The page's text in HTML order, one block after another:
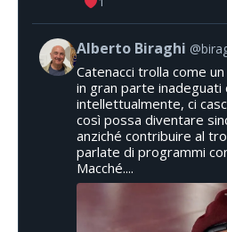
Alberto Biraghi
Catenacci trolla come
in gran parte inadeguati
intellettualmente, ci
così possa diventare
anziché contribuire al
parlate di programmi
Macché....